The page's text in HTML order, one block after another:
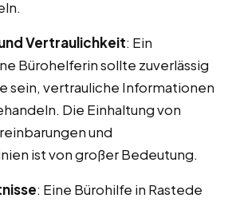
Vertraulichkeit: Ein
Bürohelferin sollte zuverlässig
sein, vertrauliche Informationen
Die Einhaltung von
und
ist von großer Bedeutung.
: Eine Bürohilfe in Rastede